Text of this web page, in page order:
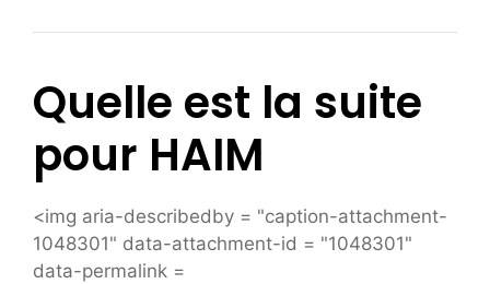
Quelle est la suite
pour HAIM
<img aria-describedby = "caption-attachment-
1048301" data-attachment-id = "1048301"
data-permalink =